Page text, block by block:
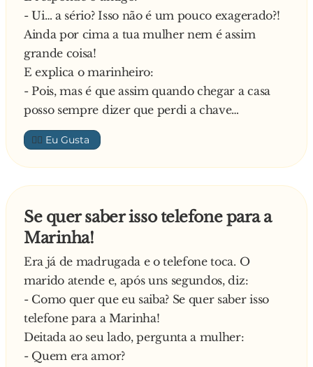
- Ui… a sério? Isso não é um pouco exagerado?!
Ainda por cima a tua mulher nem é assim
grande coisa!
E explica o marinheiro:
- Pois, mas é que assim quando chegar a casa
posso sempre dizer que perdi a chave…
👍🏼
Se quer saber isso telefone para a
Marinha!
Era já de madrugada e o telefone toca. O
marido atende e, após uns segundos, diz:
- Como quer que eu saiba? Se quer saber isso
telefone para a Marinha!
Deitada ao seu lado, pergunta a mulher:
- Quem era amor?